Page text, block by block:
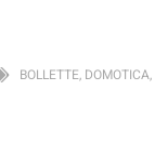
BOLLETTE, DOMOTICA,